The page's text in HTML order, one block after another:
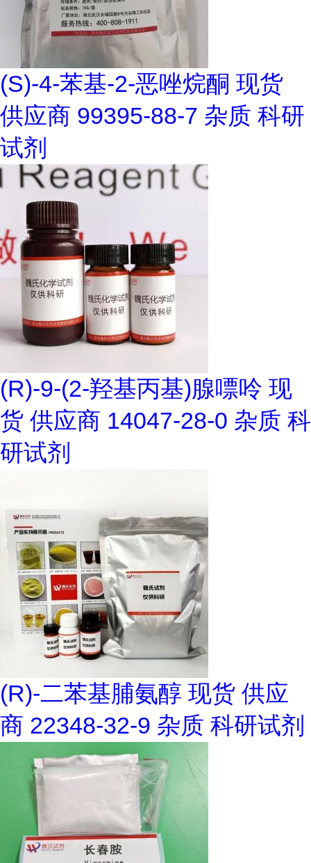
(S)-4-苯基-2-恶唑烷酮 现货
供应商 99395-88-7 杂质 科研
试剂
(R)-9-(2-羟基丙基)腺嘌呤 现
货 供应商 14047-28-0 杂质 科
研试剂
(R)-二苯基脯氨醇 现货 供应
商 22348-32-9 杂质 科研试剂